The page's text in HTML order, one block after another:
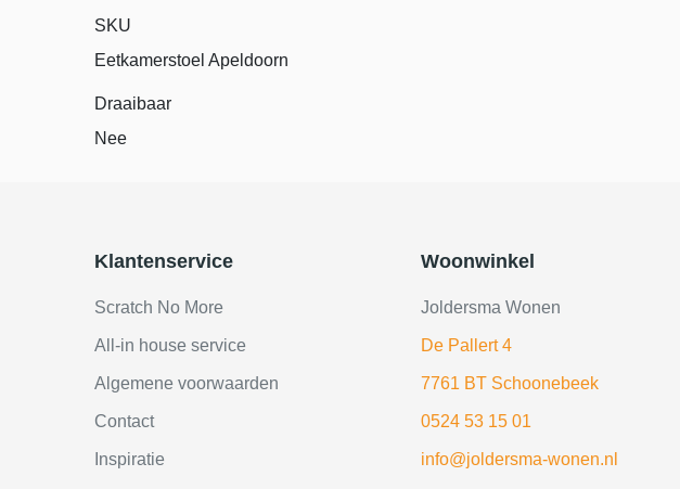
SKU
Eetkamerstoel Apeldoorn
Draaibaar
Nee
Klantenservice
Scratch No More
All-in house service
Algemene voorwaarden
Contact
Inspiratie
Woonwinkel
Joldersma Wonen
De Pallert 4
7761 BT Schoonebeek
0524 53 15 01
info@joldersma-wonen.nl